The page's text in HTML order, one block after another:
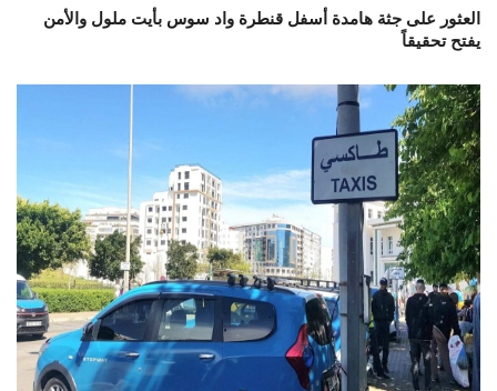
العثور على جثة هامدة أسفل قنطرة واد سوس بأيت ملول والأمن
يفتح تحقيقاً